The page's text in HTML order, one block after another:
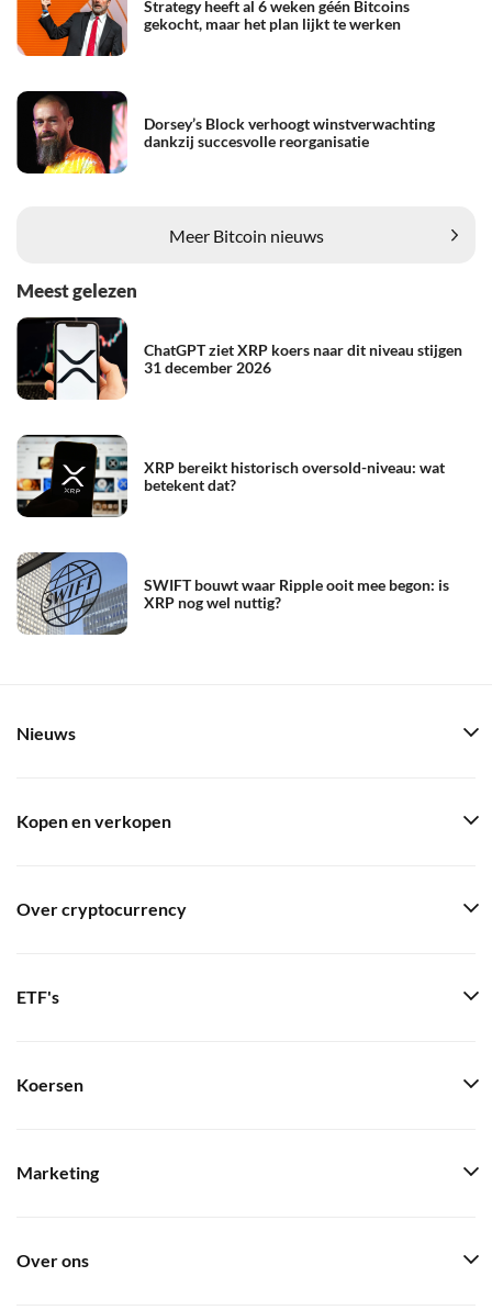
Strategy heeft al 6 weken géén Bitcoins
gekocht, maar het plan lijkt te werken
Dorsey’s Block verhoogt winstverwachting
dankzij succesvolle reorganisatie
Meer Bitcoin nieuws
Meest gelezen
ChatGPT ziet XRP koers naar dit niveau stijgen
31 december 2026
XRP bereikt historisch oversold-niveau: wat
betekent dat?
SWIFT bouwt waar Ripple ooit mee begon: is
XRP nog wel nuttig?
Nieuws
Kopen en verkopen
Over cryptocurrency
ETF's
Koersen
Marketing
Over ons